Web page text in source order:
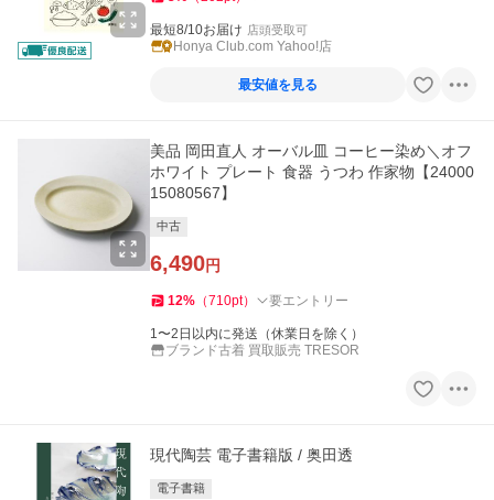
最短8/10お届け 店頭受取可
Honya Club.com Yahoo!店
最安値を見る
美品 岡田直人 オーバル皿 コーヒー染め＼オフ
ホワイト プレート 食器 うつわ 作家物【24000
15080567】
中古
6,490円
12% （710pt） 要エントリー
1〜2日以内に発送（休業日を除く）
ブランド古着 買取販売 TRESOR
現代陶芸 電子書籍版 / 奥田透
電子書籍